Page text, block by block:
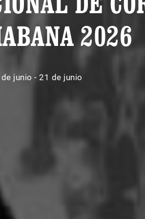
2026
junio - 21 de junio